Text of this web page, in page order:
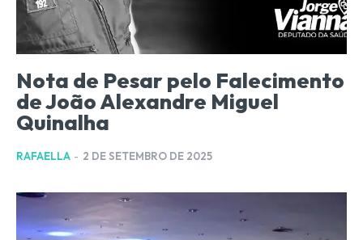
Nota de Pesar pelo Falecimento
de João Alexandre Miguel
Quinalha
RAFAELLA - 2 DE SETEMBRO DE 2025